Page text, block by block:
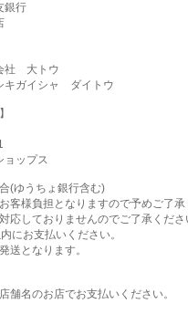
銀行
社 大トウ
キガイシャ ダイトウ
ョップス
(ゆうちょ銀行含む)
客様負担となりますので予めご了承
応しておりませんのでご了承くださ
にお支払いください。
送となります。
舗名のお店でお支払いください。